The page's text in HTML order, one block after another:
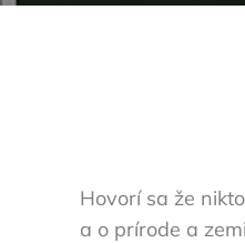
Hovorí sa že
a o prírode a